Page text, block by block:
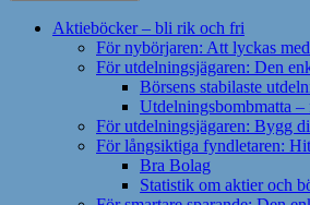
Aktieböcker – bli rik och fri
För nybörjaren: Att lyckas
För utdelningsjägaren: Den
Börsens stabilaste
Utdelningsbombmatta
För utdelningsjägaren: Bygg
För långsiktiga fyndletaren:
Bra Bolag
Statistik om aktier och